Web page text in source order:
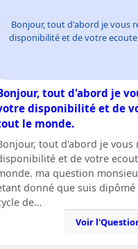
Bonjour, tout d'abord je vous
disponibilité et de votre
tout d'abord je
disponibilité et de
le monde.
tout d'abord je vous
et de votre
ma question
donné que suis
de…
Voir